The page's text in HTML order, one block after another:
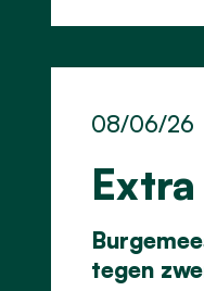
08/06/26
tegen